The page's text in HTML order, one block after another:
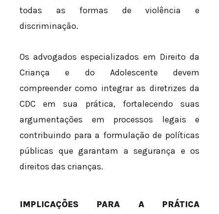
todas as formas de violência e
discriminação.
Os advogados especializados em Direito da
Criança e do Adolescente devem
compreender como integrar as diretrizes da
CDC em sua prática, fortalecendo suas
argumentações em processos legais e
contribuindo para a formulação de políticas
públicas que garantam a segurança e os
direitos das crianças.
IMPLICAÇÕES PARA A PRÁTICA